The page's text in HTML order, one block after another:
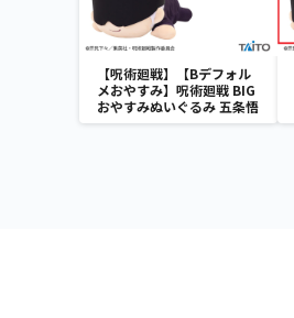
【呪術廻戦】【Bデフォル
メおやすみ】呪術廻戦 BIG
おやすみぬいぐるみ 五条悟